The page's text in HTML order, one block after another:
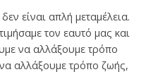
είναι απλή μεταμέλεια.
τον εαυτό μας και
να αλλάξουμε τρόπο
αλλάξουμε τρόπο ζωής,